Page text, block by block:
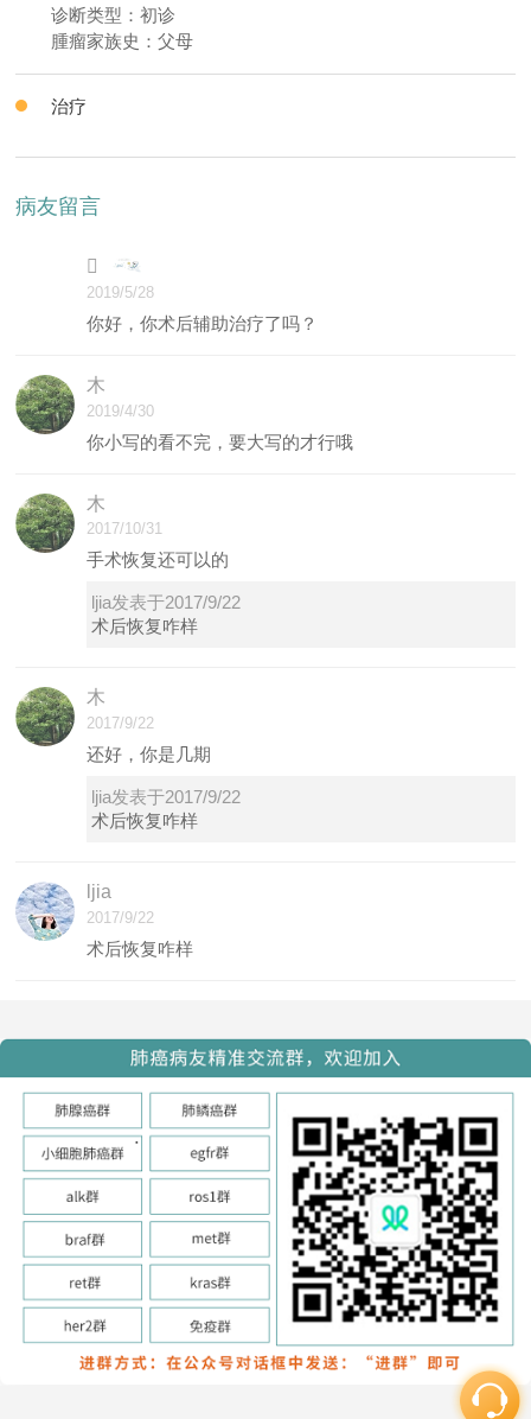
诊断类型：初诊
腫瘤家族史：父母
治疗
病友留言

2019/5/28
你好，你术后辅助治疗了吗？
木
2019/4/30
你小写的看不完，要大写的才行哦
木
2017/10/31
手术恢复还可以的
ljia发表于2017/9/22
术后恢复咋样
木
2017/9/22
还好，你是几期
ljia发表于2017/9/22
术后恢复咋样
ljia
2017/9/22
术后恢复咋样